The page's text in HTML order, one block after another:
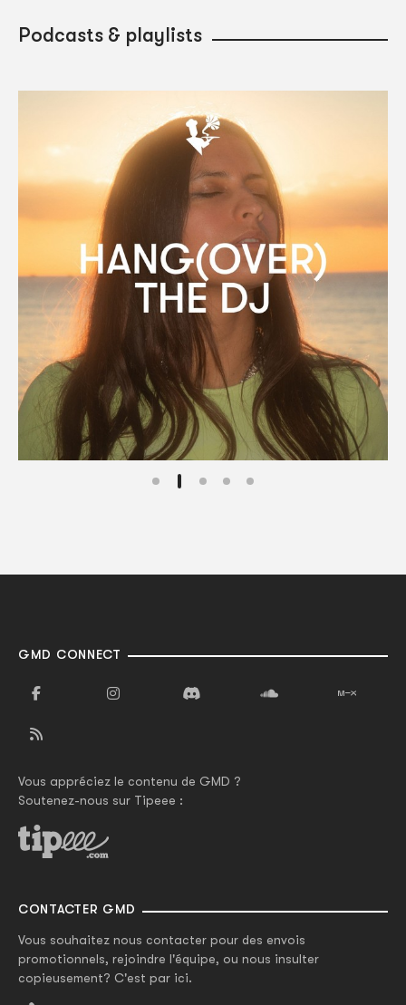
Podcasts & playlists
GMD CONNECT
Vous appréciez le contenu de GMD ?
Soutenez-nous sur Tipeee :
CONTACTER GMD
Vous souhaitez nous contacter pour des envois
promotionnels, rejoindre l'équipe, ou nous insulter
copieusement? C'est par ici.